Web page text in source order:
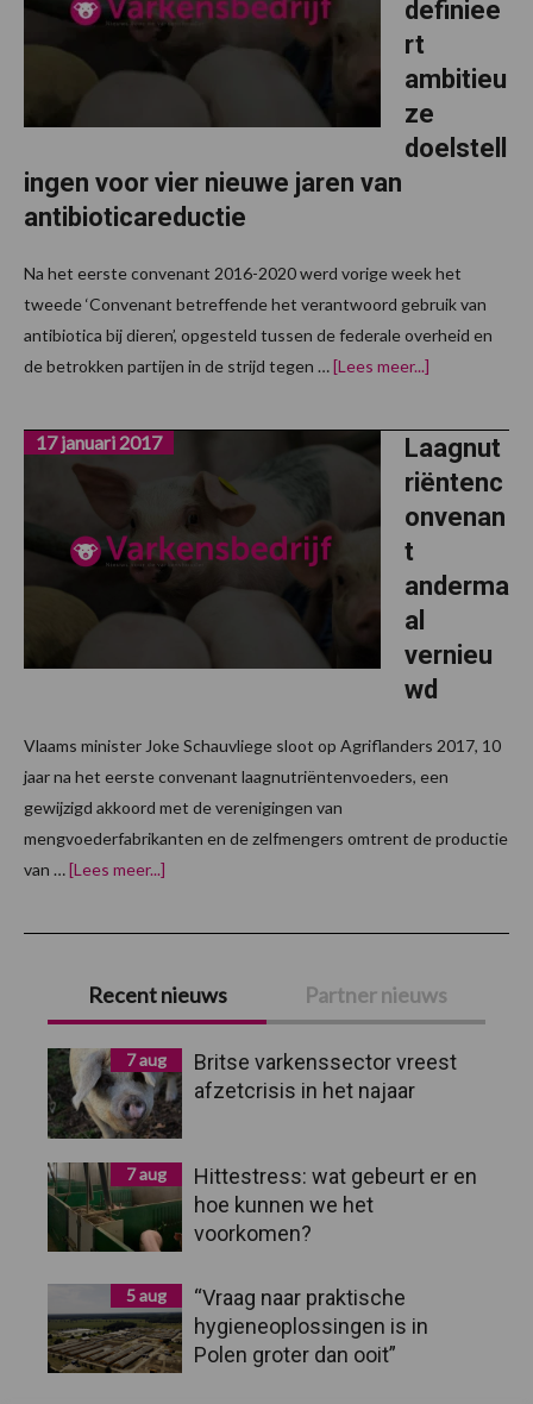
definiee
rt
ambitieu
ze
doelstell
ingen voor vier nieuwe jaren van
antibioticareductie
Na het eerste convenant 2016-2020 werd vorige week het
tweede ‘Convenant betreffende het verantwoord gebruik van
antibiotica bij dieren’, opgesteld tussen de federale overheid en
de betrokken partijen in de strijd tegen …[Lees meer...]
doelstellingen
voor
vier
nieuwe
jaren
Laagnut
riëntenc
onvenan
t
anderma
al
vernieu
wd
17 januari 2017
Vlaams minister Joke Schauvliege sloot op Agriflanders 2017, 10
jaar na het eerste convenant laagnutriëntenvoeders, een
gewijzigd akkoord met de verenigingen van
mengvoederfabrikanten en de zelfmengers omtrent de productie
van …[Lees meer...]
Primaire
Sidebar
Recent nieuws Partner nieuws
7 aug
Britse varkenssector vreest
afzetcrisis in het najaar
7 aug
Hittestress: wat gebeurt er en
hoe kunnen we het
voorkomen?
5 aug
“Vraag naar praktische
hygieneoplossingen is in
Polen groter dan ooit”